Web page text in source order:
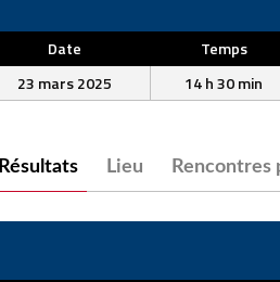
Date Temps
23 mars 2025
14 h 30 min
Résultats Lieu Rencontres